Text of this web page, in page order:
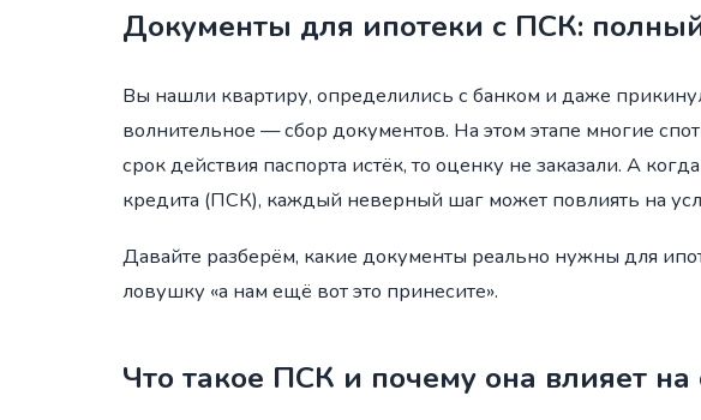
Документы для ипотеки с ПСК:
Вы нашли квартиру, определились с банком и даже
волнительное — сбор документов. На этом этапе многие
срок действия паспорта истёк, то оценку не заказали. А
кредита (ПСК), каждый неверный шаг может повлиять на
Давайте разберём, какие документы реально нужны для
ловушку «а нам ещё вот это принесите».
Что такое ПСК и почему она влияет на